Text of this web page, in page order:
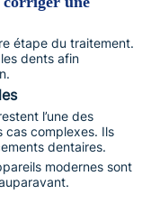
étape du traitement.
dents afin
l’une des
cas complexes. Ils
dentaires.
modernes sont